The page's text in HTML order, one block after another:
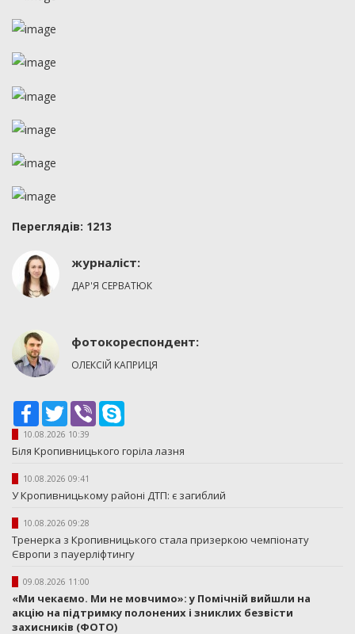
Переглядiв: 1213
журналіст:
ДАР'Я СЕРВАТЮК
фотокореспондент:
ОЛЕКСІЙ КАПРИЦЯ
Facebook
TwitterViber
10.08.2026 10:39
Біля Кропивницького горіла лазня
10.08.2026 09:41
У Кропивницькому районі ДТП: є загиблий
10.08.2026 09:28
Тренерка з Кропивницького стала призеркою чемпіонату
Європи з пауерліфтингу
09.08.2026 11:00
«Ми чекаємо. Ми не мовчимо»: у Помічній вийшли на
акцію на підтримку полонених і зниклих безвісти
захисників (ФОТО)